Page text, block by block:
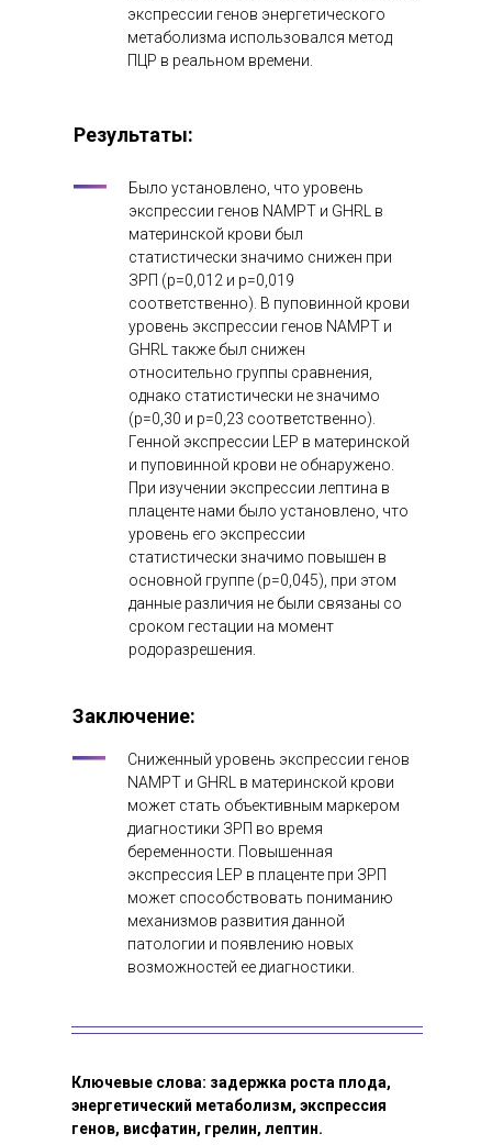
Результаты:
Ключевые слова: задержка роста плода,
энергетический метаболизм, экспрессия
генов, висфатин, грелин, лептин.
Было установлено, что уровень
экспрессии генов NAMPT и GHRL в
материнской крови был
статистически значимо снижен при
ЗРП (р=0,012 и р=0,019
соответственно). В пуповинной крови
уровень экспрессии генов NAMPT и
GHRL также был снижен
относительно группы сравнения,
однако статистически не значимо
(р=0,30 и р=0,23 соответственно).
Генной экспрессии LEP в материнской
и пуповинной крови не обнаружено.
При изучении экспрессии лептина в
плаценте нами было установлено, что
уровень его экспрессии
статистически значимо повышен в
основной группе (р=0,045), при этом
данные различия не были связаны со
сроком гестации на момент
родоразрешения.
Заключение:
Сниженный уровень экспрессии генов
NAMPT и GHRL в материнской крови
может стать объективным маркером
диагностики ЗРП во время
беременности. Повышенная
экспрессия LEP в плаценте при ЗРП
может способствовать пониманию
механизмов развития данной
патологии и появлению новых
возможностей ее диагностики.
экспрессии генов энергетического
метаболизма использовался метод
ПЦР в реальном времени.